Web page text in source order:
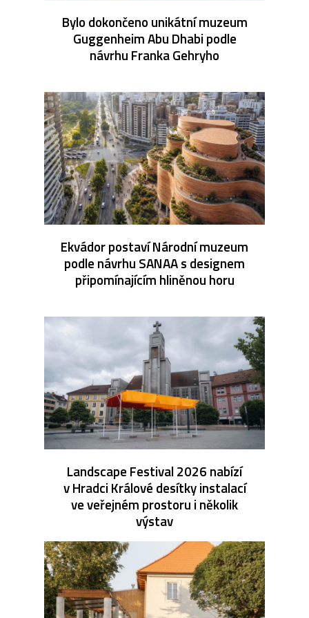
Bylo dokončeno unikátní muzeum
Guggenheim Abu Dhabi podle
návrhu Franka Gehryho
Ekvádor postaví Národní muzeum
podle návrhu SANAA s designem
připomínajícím hliněnou horu
Landscape Festival 2026 nabízí
v Hradci Králové desítky instalací
ve veřejném prostoru i několik
výstav